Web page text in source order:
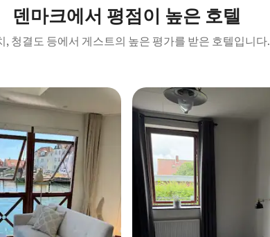
덴마크에서 평점이 높은 호텔
, 청결도 등에서 게스트의 높은 평가를 받은 호텔입니다.